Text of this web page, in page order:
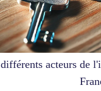
différents acteurs de